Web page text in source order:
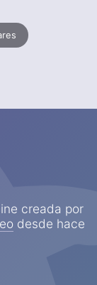
creada por
desde hace